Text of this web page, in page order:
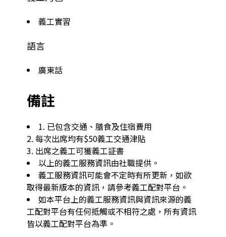
義工實習
語言
廣東話
備註
1. 已包含交通、膳食及住宿費用
2. 每次出席均有$50義工交通津貼
3. 出席之義工可獲義工証書
以上的義工服務資訊由社職提供。
義工服務資訊可能會不定時有所更新，如欲
取得最新版本的資訊，請參考義工配對平台。
如本平台上的義工服務資訊與資訊來源的義
工配對平台有任何抵觸或不相符之處，所有資訊
皆以義工配對平台為準。